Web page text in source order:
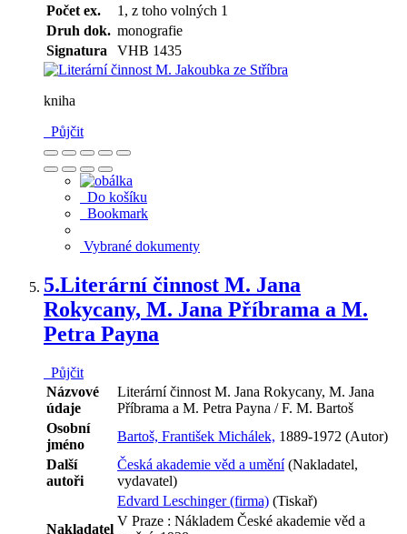
Počet ex.
1, z toho volných 1
Druh dok. monografie
Signatura
VHB 1435
kniha
Půjčit
Do košíku
Bookmark
Vybrané dokumenty
5.Literární činnost M. Jana
Rokycany, M. Jana Příbrama a M.
Petra Payna
Půjčit
Názvové
údaje
Literární činnost M. Jana Rokycany, M. Jana
Příbrama a M. Petra Payna / F. M. Bartoš
Osobní
jméno
Bartoš, František Michálek, 1889-1972 (Autor)
Další
autoři
Česká akademie věd a umění(Nakladatel,
vydavatel)
Edvard Leschinger (firma) (Tiskař)
Nakladatel
V Praze : Nákladem České akademie věd a